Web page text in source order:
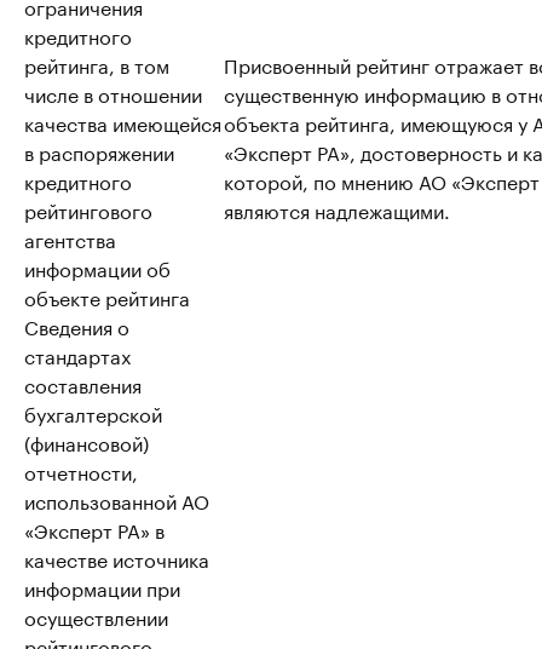
кредитного
рейтинга, в том
числе в отношении
качества имеющейся
в распоряжении
кредитного
рейтингового
агентства
информации об
объекте рейтинга
Присвоенный рейтинг отражает
существенную информацию в
объекта рейтинга, имеющуюся у
«Эксперт РА», достоверность и
которой, по мнению АО
являются надлежащими.
Сведения о
стандартах
составления
бухгалтерской
(финансовой)
отчетности,
использованной АО
«Эксперт РА» в
качестве источника
информации при
осуществлении